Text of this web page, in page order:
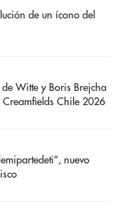
de un ícono del
Witte y Boris Brejcha
Chile 2026
nuevo